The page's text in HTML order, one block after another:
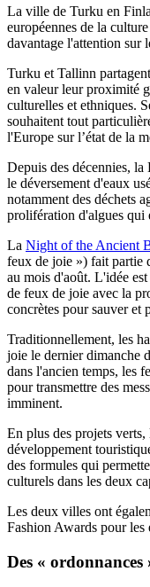
La ville de Turku en
européennes de la
davantage l'attention sur
Turku et Tallinn
en valeur leur proximité
culturelles et ethniques.
souhaitent tout
l'Europe sur l’état de la
Depuis des décennies,
le déversement d'eaux
notamment des déchets
prolifération d'algues qui
La Night of the Ancient
feux de joie ») fait partie
au mois d'août. L'idée
de feux de joie avec la
concrètes pour sauver et
Traditionnellement, les
joie le dernier dimanche
dans l'ancien temps, les
pour transmettre des
imminent.
En plus des projets
développement
des formules qui
culturels dans les deux
Les deux villes ont
Fashion Awards pour les
Des « ordonnances